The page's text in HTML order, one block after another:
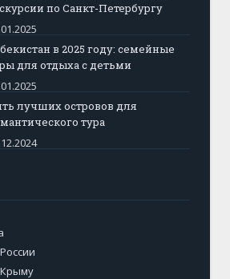
по Санкт-Петербургу
в 2025 году: семейные
для отдыха с детьми
лучших островов для
тура